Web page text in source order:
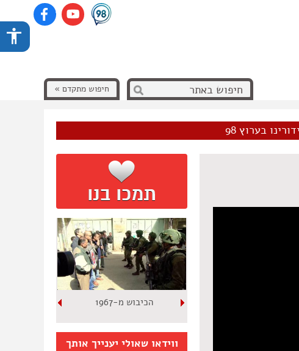
חיפוש מתקדם »
בערוץ 98
הכיבוש מ-1967
ווידאו שאולי יענייך אותך